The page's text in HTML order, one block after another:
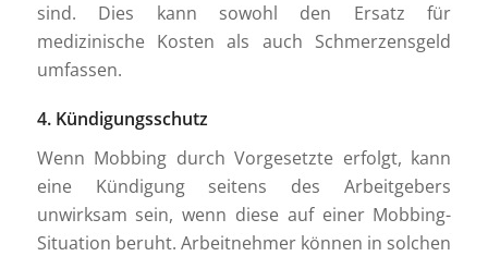
sind. Dies kann sowohl den Ersatz für
medizinische Kosten als auch Schmerzensgeld
umfassen.
4. Kündigungsschutz
Wenn Mobbing durch Vorgesetzte erfolgt, kann
eine Kündigung seitens des Arbeitgebers
unwirksam sein, wenn diese auf einer Mobbing-
Situation beruht. Arbeitnehmer können in solchen